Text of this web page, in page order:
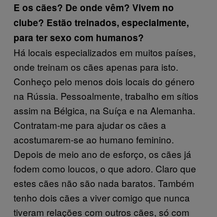
E os cães? De onde vêm? Vivem no
clube? Estão treinados, especialmente,
para ter sexo com humanos?
Há locais especializados em muitos países,
onde treinam os cães apenas para isto.
Conheço pelo menos dois locais do género
na Rússia. Pessoalmente, trabalho em sítios
assim na Bélgica, na Suíça e na Alemanha.
Contratam-me para ajudar os cães a
acostumarem-se ao humano feminino.
Depois de meio ano de esforço, os cães já
fodem como loucos, o que adoro. Claro que
estes cães não são nada baratos. Também
tenho dois cães a viver comigo que nunca
tiveram relações com outros cães, só com